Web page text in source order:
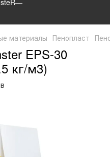
материалы Пенопласт
EPS-30
кг/м3)